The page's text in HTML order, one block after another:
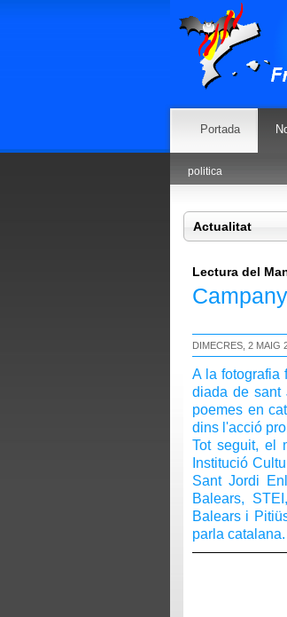
Portada
politica
Actualitat
Lectura del
DIMECRES, 2 MAIG
A la fotografia
diada de sant
poemes en
dins l'acció
Tot seguit, el
Institució
Sant Jordi
Balears,
Balears i
parla